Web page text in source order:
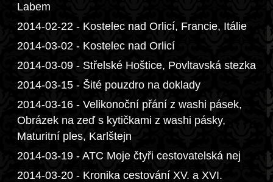
Labem
2014-02-22 - Kostelec nad Orlicí, Francie, Itálie
2014-03-02 - Kostelec nad Orlicí
2014-03-09 - Střelské Hoštice, Povltavská stezka
2014-03-15 - Šité pouzdro na doklady
2014-03-16 - Velikonoční přání z washi pásek,
Obrázek na zeď s kytičkami z washi pásky,
Maturitní ples, Karlštejn
2014-03-19 - ATC Moje čtyři cestovatelská nej
2014-03-20 - Kronika cestování XV. a XVI.